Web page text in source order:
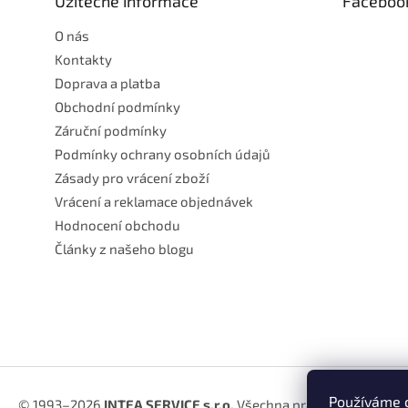
Používáme
O nás
Kontakty
Doprava a platba
Obchodní podmínky
Záruční podmínky
Podmínky ochrany osobních údajů
Zásady pro vrácení zboží
Vrácení a reklamace objednávek
Hodnocení obchodu
Články z našeho blogu
© 1993–2026 INTEA SERVICE s.r.o. Všechna práva vyhrazena.